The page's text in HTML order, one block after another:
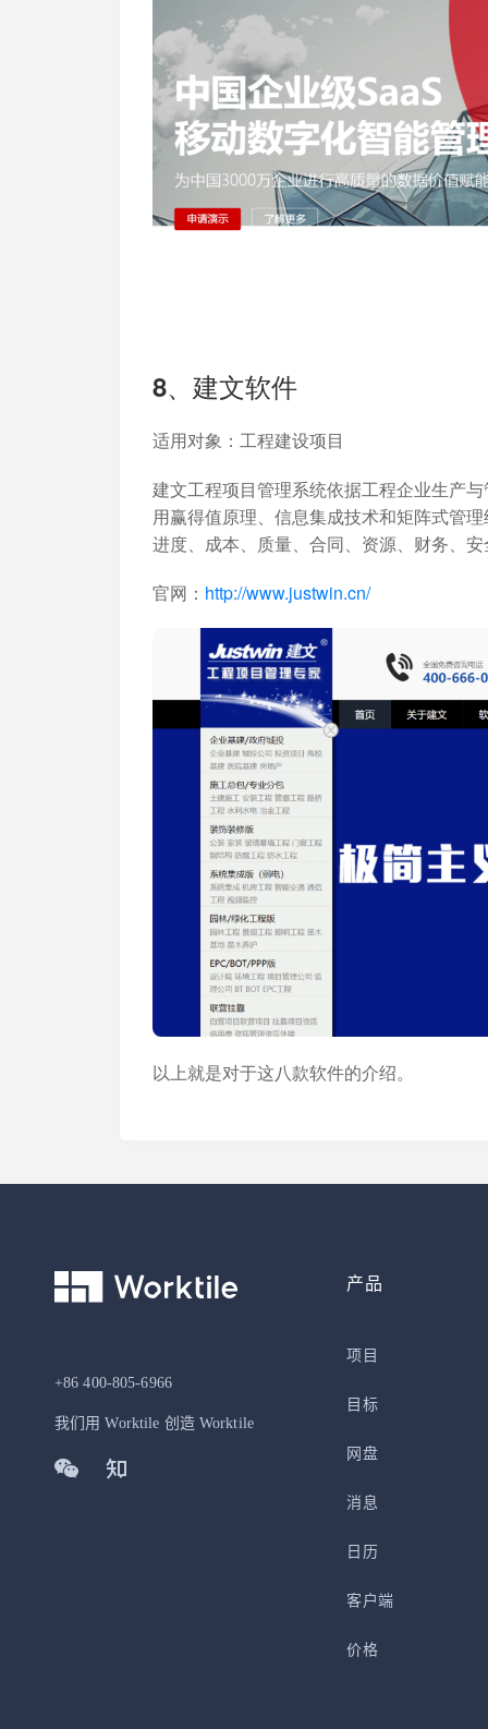
8、建文软件
适用对象 ：工程建设项目
建文工程项目管理系统依据工程企业生产
用赢得值原理、信息集成技术和矩阵式管
进度、成本、质量、合同、资源、财务、
官网： http://www.justwin.cn/
以上就是对于这八款软件的介绍。
+86 400-805-6966
我们用 Worktile 创造 Worktile
产品
项目
目标
网盘
消息
日历
客户端
价格